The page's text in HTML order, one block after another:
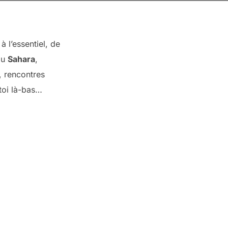
l’essentiel, de
Sahara,
rencontres
là-bas…